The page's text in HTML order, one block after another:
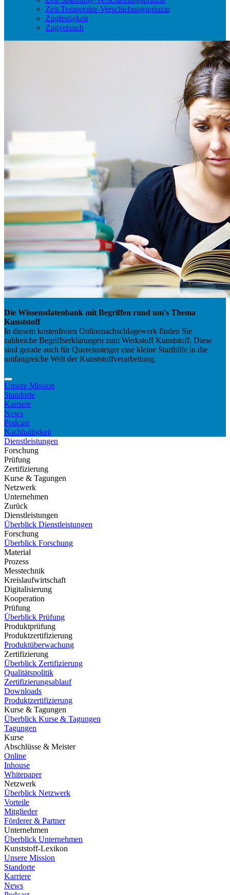
Zeit-Temperatur-Verschiebungsprinzip
Zugfestigkeit
Zugversuch
Die Wissensdatenbank mit Begriffen rund um's Thema
Kunststoff
In diesem kostenfreien Onlinenachschlagewerk finden Sie
zahlreiche Begriffserklärungen zum Werkstoff Kunststoff. Diese
sind gerade auch für Quereinsteiger eine kleine Starthilfe in die
umfangreiche Welt der Kunststoffverarbeitung.
Unsere Mission
Standorte
Karriere
News
Podcast
Nachhaltigkeit
Dienstleistungen
Forschung
Prüfung
Zertifizierung
Kurse & Tagungen
Netzwerk
Unternehmen
Zurück
Dienstleistungen
Überblick Dienstleistungen
Forschung
Überblick Forschung
Material
Prozess
Messtechnik
Kreislaufwirtschaft
Digitalisierung
Kooperation
Prüfung
Überblick Prüfung
Produktprüfung
Produktzertifizierung
Produktüberwachung
Zertifizierung
Überblick Zertifizierung
Qualitätspolitik
Zertifizierungsablauf
Downloads
Produktzertifizierung
Kurse & Tagungen
Überblick Kurse & Tagungen
Tagungen
Kurse
Abschlüsse & Meister
Online
Inhouse
Whitepaper
Netzwerk
Überblick Netzwerk
Vorteile
Mitglieder
Förderer & Partner
Unternehmen
Überblick Unternehmen
Kunststoff-Lexikon
Unsere Mission
Standorte
Karriere
News